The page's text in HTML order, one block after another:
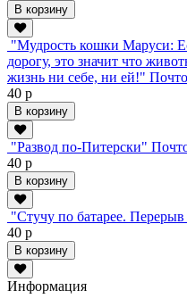
В корзину
"Мудрость кошки Маруси:
дорогу, это значит что
жизнь ни себе, ни ей!"
40 р
В корзину
"Развод по-Питерски"
40 р
В корзину
"Стучу по батарее.
40 р
В корзину
Информация